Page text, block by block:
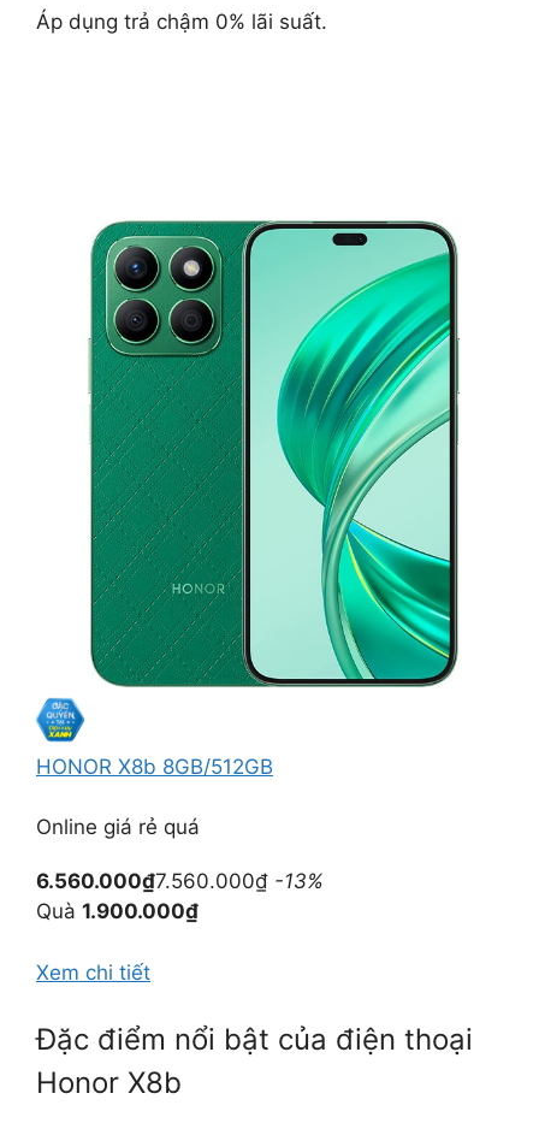
Áp dụng trả chậm 0% lãi suất.
HONOR X8b 8GB/512GB
Online giá rẻ quá
6.560.000₫7.560.000₫ -13%
Quà 1.900.000₫
Xem chi tiết
Đặc điểm nổi bật của điện thoại
Honor X8b